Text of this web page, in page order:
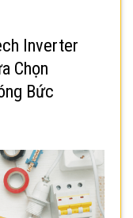
Inverter
Chọn
Bức